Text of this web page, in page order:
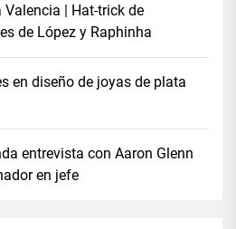
Valencia | Hat-trick de
de López y Raphinha
en diseño de joyas de plata
entrevista con Aaron Glenn
en jefe